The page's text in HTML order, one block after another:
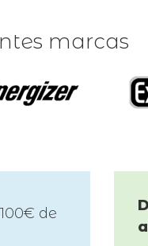
marcas
de